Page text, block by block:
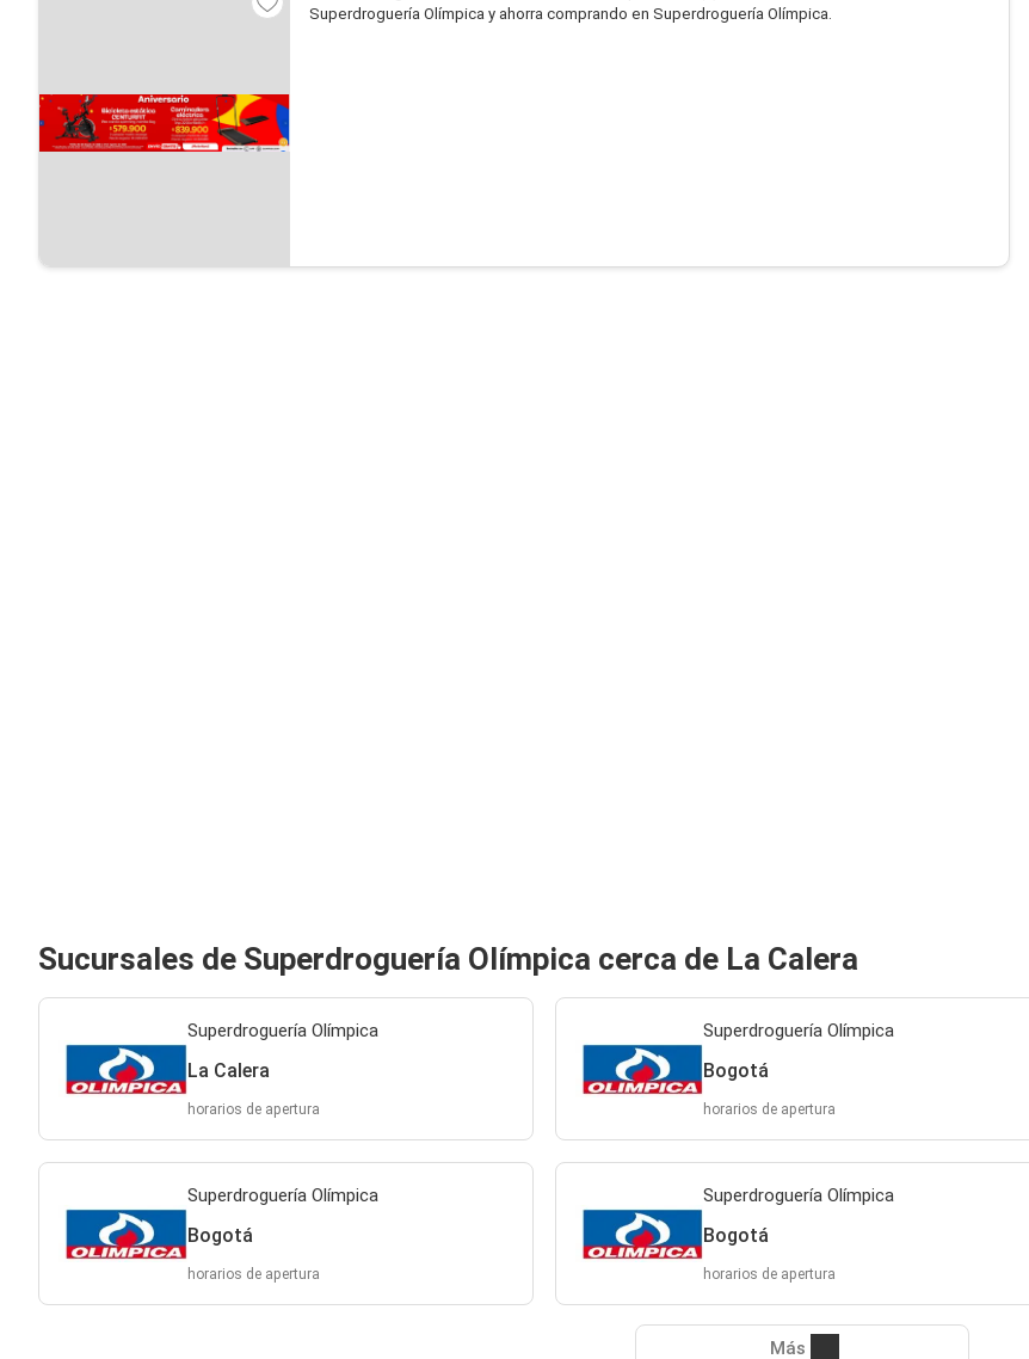
Superdroguería Olímpica y ahorra comprando en Superdroguería Olímpica.
Sucursales de Superdroguería Olímpica cerca de La Calera
Superdroguería Olímpica
La Calera
horarios de apertura
Superdroguería Olímpica
Bogotá
horarios de apertura
Superdroguería Olímpica
Bogotá
horarios de apertura
Superdroguería Olímpica
Bogotá
horarios de apertura
Más